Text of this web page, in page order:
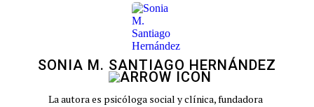
SONIA M. SANTIAGO HERNÁNDEZ
La autora es psicóloga social y clínica, fundadora